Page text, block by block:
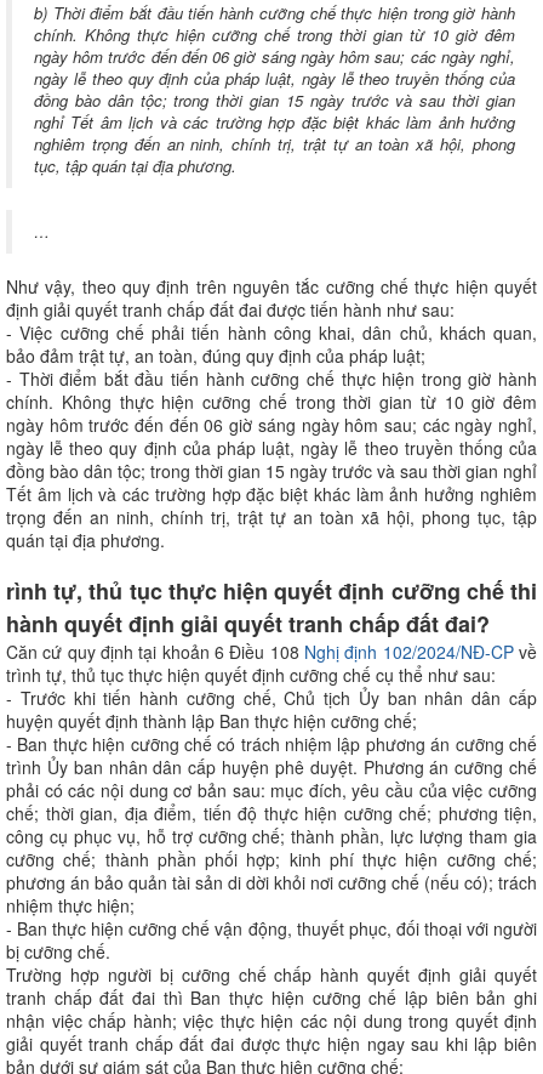
b) Thời điểm bắt đầu tiến hành cưỡng chế thực hiện trong giờ hành
chính. Không thực hiện cưỡng chế trong thời gian từ 10 giờ đêm
ngày hôm trước đến đến 06 giờ sáng ngày hôm sau; các ngày nghỉ,
ngày lễ theo quy định của pháp luật, ngày lễ theo truyền thống của
đồng bào dân tộc; trong thời gian 15 ngày trước và sau thời gian
nghỉ Tết âm lịch và các trường hợp đặc biệt khác làm ảnh hưởng
nghiêm trọng đến an ninh, chính trị, trật tự an toàn xã hội, phong
tục, tập quán tại địa phương.
…
Như vậy, theo quy định trên nguyên tắc cưỡng chế thực hiện quyết
định giải quyết tranh chấp đất đai được tiến hành như sau:
- Việc cưỡng chế phải tiến hành công khai, dân chủ, khách quan,
bảo đảm trật tự, an toàn, đúng quy định của pháp luật;
- Thời điểm bắt đầu tiến hành cưỡng chế thực hiện trong giờ hành
chính. Không thực hiện cưỡng chế trong thời gian từ 10 giờ đêm
ngày hôm trước đến đến 06 giờ sáng ngày hôm sau; các ngày nghỉ,
ngày lễ theo quy định của pháp luật, ngày lễ theo truyền thống của
đồng bào dân tộc; trong thời gian 15 ngày trước và sau thời gian nghỉ
Tết âm lịch và các trường hợp đặc biệt khác làm ảnh hưởng nghiêm
trọng đến an ninh, chính trị, trật tự an toàn xã hội, phong tục, tập
quán tại địa phương.
rình tự, thủ tục thực hiện quyết định cưỡng chế thi
hành quyết định giải quyết tranh chấp đất đai?
Căn cứ quy định tại khoản 6 Điều 108 Nghị định 102/2024/NĐ-CPvề
trình tự, thủ tục thực hiện quyết định cưỡng chế cụ thể như sau:
- Trước khi tiến hành cưỡng chế, Chủ tịch Ủy ban nhân dân cấp
huyện quyết định thành lập Ban thực hiện cưỡng chế;
- Ban thực hiện cưỡng chế có trách nhiệm lập phương án cưỡng chế
trình Ủy ban nhân dân cấp huyện phê duyệt. Phương án cưỡng chế
phải có các nội dung cơ bản sau: mục đích, yêu cầu của việc cưỡng
chế; thời gian, địa điểm, tiến độ thực hiện cưỡng chế; phương tiện,
công cụ phục vụ, hỗ trợ cưỡng chế; thành phần, lực lượng tham gia
cưỡng chế; thành phần phối hợp; kinh phí thực hiện cưỡng chế;
phương án bảo quản tài sản di dời khỏi nơi cưỡng chế (nếu có); trách
nhiệm thực hiện;
- Ban thực hiện cưỡng chế vận động, thuyết phục, đối thoại với người
bị cưỡng chế.
Trường hợp người bị cưỡng chế chấp hành quyết định giải quyết
tranh chấp đất đai thì Ban thực hiện cưỡng chế lập biên bản ghi
nhận việc chấp hành; việc thực hiện các nội dung trong quyết định
giải quyết tranh chấp đất đai được thực hiện ngay sau khi lập biên
bản dưới sự giám sát của Ban thực hiện cưỡng chế;